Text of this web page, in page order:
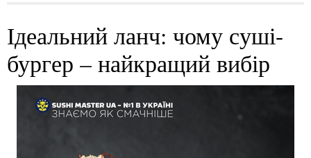
Ідеальний ланч: чому суші-
бургер – найкращий вибір